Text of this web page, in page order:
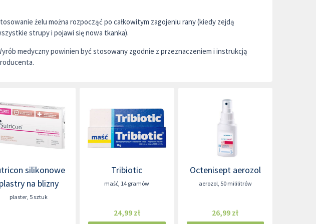
żelu można rozpocząć po całkowitym zagojeniu rany (kiedy zejdą
strupy i pojawi się nowa tkanka).
medyczny powinien być stosowany zgodnie z przeznaczeniem i instrukcją
silikonowe
plastry na blizny
plaster 5 sztuk
Tribiotic
maść 14 gramów
24,99 zł
Octenisept aerozol
aerozol 50 mililitrów
26,99 zł